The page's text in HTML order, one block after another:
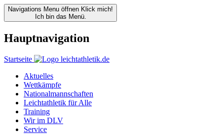
Navigations Menu öffnen Klick mich!
Ich bin das Menü.
Hauptnavigation
Startseite
Aktuelles
Wettkämpfe
Nationalmannschaften
Leichtathletik für Alle
Training
Wir im DLV
Service